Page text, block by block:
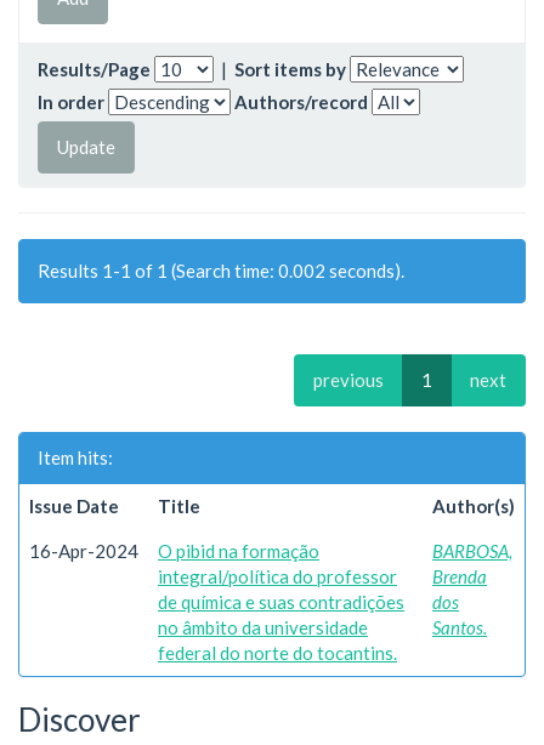
Results/Page | Sort items by
In order
Authors/record
Results 1-1 of 1 (Search time: 0.002 seconds).
previous 1 next
Item hits:
Issue Date Title Author(s)
16-Apr-2024
O pibid na formação
integral/política do professor
de química e suas contradições
no âmbito da universidade
federal do norte do tocantins.
BARBOSA,
Brenda
dos
Santos.
Discover